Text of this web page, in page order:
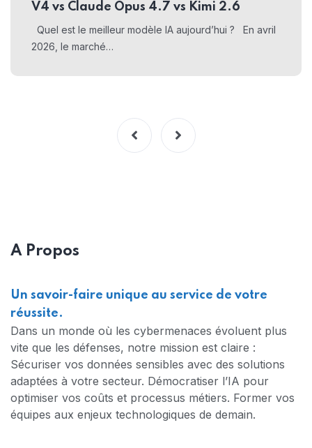
V4 vs Claude Opus 4.7 vs Kimi 2.6
Quel est le meilleur modèle IA aujourd’hui ? En avril
2026, le marché…
A Propos
Un savoir-faire unique au service de votre
réussite.
Dans un monde où les cybermenaces évoluent plus
vite que les défenses, notre mission est claire :
Sécuriser vos données sensibles avec des solutions
adaptées à votre secteur. Démocratiser l’IA pour
optimiser vos coûts et processus métiers. Former vos
équipes aux enjeux technologiques de demain.